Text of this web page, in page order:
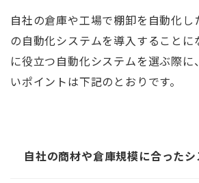
自社の倉庫や工場で棚卸を自動化し
の自動化システムを導入することに
に役立つ自動化システムを選ぶ際に
いポイントは下記のとおりです。
自社の商材や倉庫規模に合った